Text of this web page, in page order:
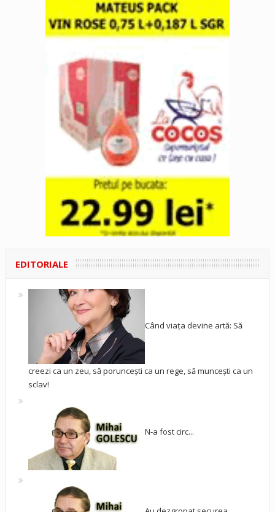
EDITORIALE
Când viața devine artă: Să
creezi ca un zeu, să poruncești ca un rege, să muncești ca un
sclav!
N-a fost circ...